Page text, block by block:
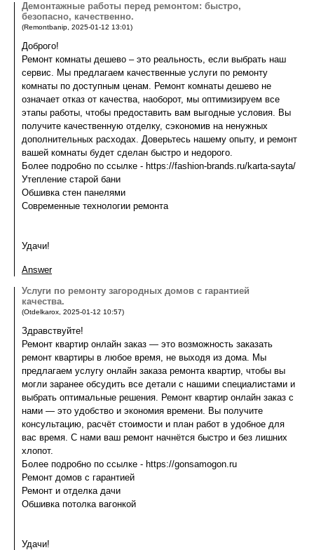
Демонтажные работы перед ремонтом: быстро,
безопасно, качественно.
(Remontbanip 2025-01-12 13:01)
Доброго!
Ремонт комнаты дешево – это реальность, если выбрать наш
сервис. Мы предлагаем качественные услуги по ремонту
комнаты по доступным ценам. Ремонт комнаты дешево не
означает отказ от качества, наоборот, мы оптимизируем все
этапы работы, чтобы предоставить вам выгодные условия. Вы
получите качественную отделку, сэкономив на ненужных
дополнительных расходах. Доверьтесь нашему опыту, и ремонт
вашей комнаты будет сделан быстро и недорого.
Более подробно по ссылке - https://fashion-brands.ru/karta-sayta/
Утепление старой бани
Обшивка стен панелями
Современные технологии ремонта
Удачи!
Answer
Услуги по ремонту загородных домов с гарантией
качества.
(Otdelkarox 2025-01-12 10:57)
Здравствуйте!
Ремонт квартир онлайн заказ — это возможность заказать
ремонт квартиры в любое время, не выходя из дома. Мы
предлагаем услугу онлайн заказа ремонта квартир, чтобы вы
могли заранее обсудить все детали с нашими специалистами и
выбрать оптимальные решения. Ремонт квартир онлайн заказ с
нами — это удобство и экономия времени. Вы получите
консультацию, расчёт стоимости и план работ в удобное для
вас время. С нами ваш ремонт начнётся быстро и без лишних
хлопот.
Более подробно по ссылке - https://gonsamogon.ru
Ремонт домов с гарантией
Ремонт и отделка дачи
Обшивка потолка вагонкой
Удачи!